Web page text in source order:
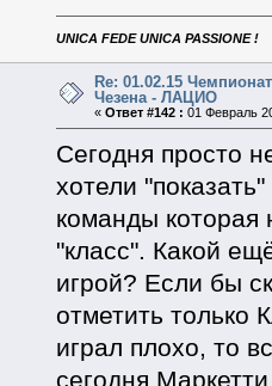
UNICA FEDE UNICA PASSIONE !
Re: 01.02.15
Чезена - ЛАЦИО
«Ответ #142 : 01 Февраль
Сегодня просто
хотели
команды которая
"класс". Какой
игрой? Если бы
отметить только
играл плохо, то
сегодня